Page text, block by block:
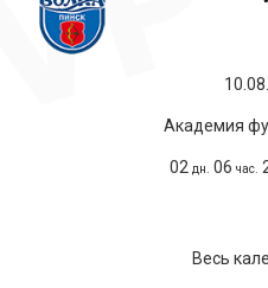
Академия
02 дн. 06 час.
Весь